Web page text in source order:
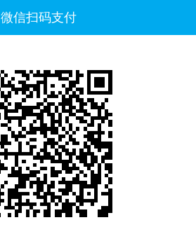
微信扫码支付